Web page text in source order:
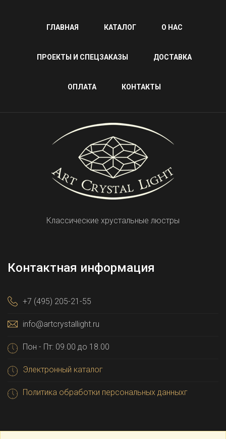
ГЛАВНАЯ КАТАЛОГ О НАС
ПРОЕКТЫ И СПЕЦЗАКАЗЫ ДОСТАВКА
ОПЛАТА КОНТАКТЫ
Классические хрустальные люстры
Контактная информация
+7 (495) 205-21-55
info@artcrystallight.ru
Пон - Пт: 09.00 до 18.00
Электронный каталог
Политика обработки персональных данныхг